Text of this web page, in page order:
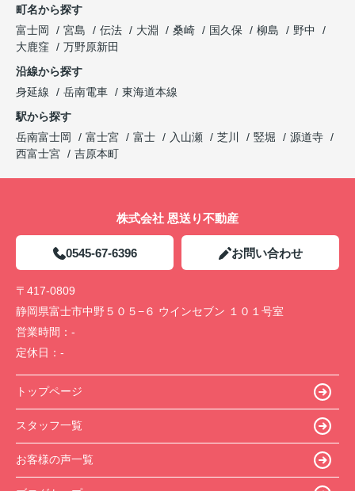
町名から探す
富士岡
宮島 伝法 大淵 桑崎 国久保 柳島
野中
大鹿窪
万野原新田
沿線から探す
身延線
岳南電車
東海道本線
駅から探す
岳南富士岡
富士宮 富士 入山瀬 芝川 竪堀
源道寺
西富士宮
吉原本町
株式会社 恩送り不動産
0545-67-6396 お問い合わせ
〒417-0809
静岡県富士市中野５０５−６ ウインセブン １０１号室
営業時間： -
定休日： -
トップページ
スタッフ一覧
お客様の声一覧